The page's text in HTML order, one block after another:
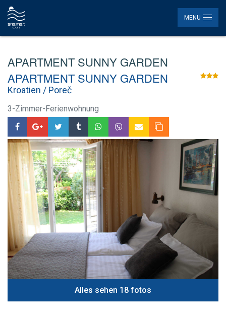
MENU
APARTMENT SUNNY GARDEN
APARTMENT SUNNY GARDEN
Kroatien / Poreč
3-Zimmer-Ferienwohnung
Alles sehen 18 fotos